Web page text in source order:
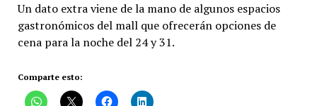
Un dato extra viene de la mano de algunos espacios
gastronómicos del mall que ofrecerán opciones de
cena para la noche del 24 y 31.
Comparte esto: